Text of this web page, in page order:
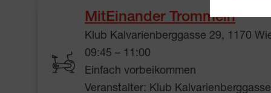
MitEinander Trommeln
Klub Kalvarienberggasse 29, 1170
09:45 – 11:00
Einfach vorbeikommen
Veranstalter: Klub